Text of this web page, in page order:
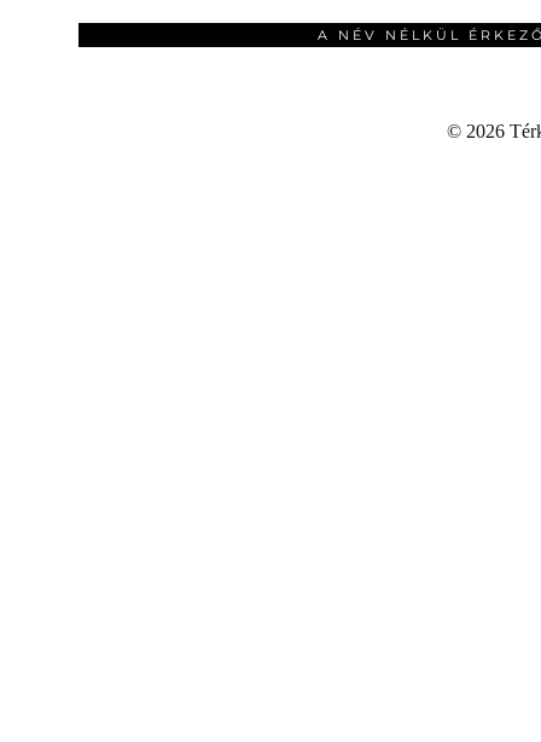
A NÉV NÉLKÜL
© 2026